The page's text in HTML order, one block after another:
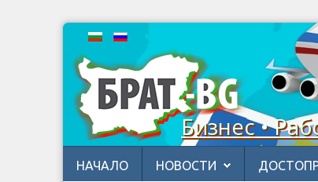
Бизнес •
НАЧАЛО НОВОСТИ